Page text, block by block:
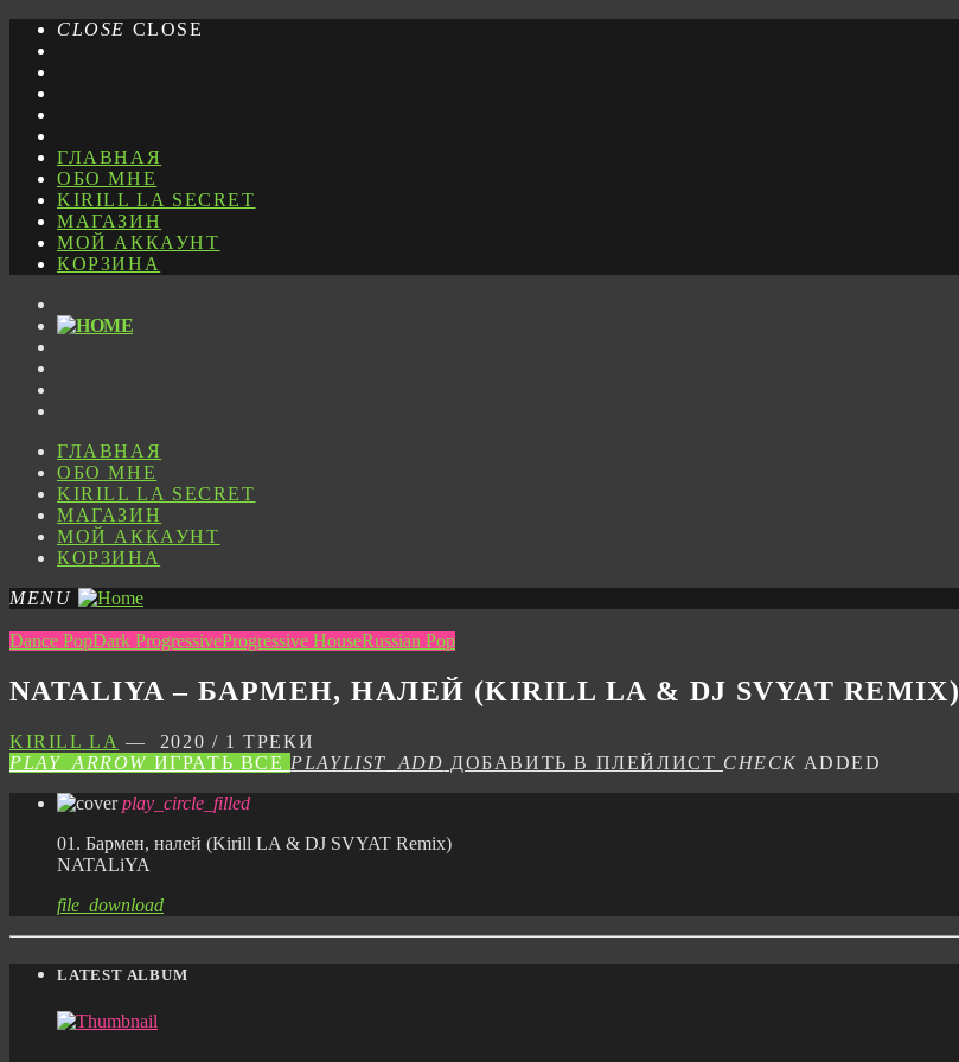
CLOSE CLOSE
ГЛАВНАЯ
ОБО МНЕ
KIRILL LA SECRET
МАГАЗИН
МОЙ АККАУНТ
КОРЗИНА
ГЛАВНАЯ
ОБО МНЕ
KIRILL LA SECRET
МАГАЗИН
МОЙ АККАУНТ
КОРЗИНА
MENU
Dance PopDark ProgressiveProgressive HouseRussian Pop
NATALIYA – БАРМЕН, НАЛЕЙ (KIRILL LA & DJ SVYAT REMIX)
KIRILL LA — 2020 / 1 ТРЕКИ
PLAY_ARROW ИГРАТЬ ВСЕ PLAYLIST_ADD ДОБАВИТЬ В ПЛЕЙЛИСТ CHECK ADDED
play_circle_filled
01. Бармен, налей (Kirill LA & DJ SVYAT Remix)
NATALiYA
file_download
LATEST ALBUM